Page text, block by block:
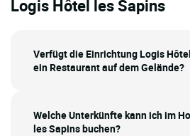
Logis Hôtel les Sapins
Verfügt die Einrichtung Logis
ein Restaurant auf dem Gelände?
Welche Unterkünfte kann ich im
les Sapins buchen?